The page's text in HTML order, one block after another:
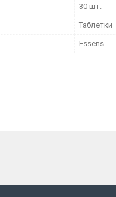
30 шт.
Таблетки
Essens